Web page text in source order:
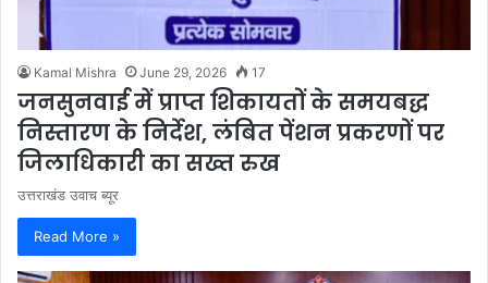
Kamal Mishra June 29, 2026 17
जनसुनवाई में प्राप्त शिकायतों के समयबद्ध
निस्तारण के निर्देश, लंबित पेंशन प्रकरणों पर
जिलाधिकारी का सख्त रुख
उत्तराखंड उवाच ब्यूर
Read More »